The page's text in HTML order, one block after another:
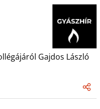
Gajdos László